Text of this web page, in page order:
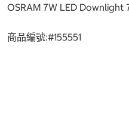
OSRAM 7W LED Downlight
商品編號:#155551